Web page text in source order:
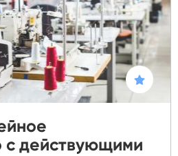
с действующими